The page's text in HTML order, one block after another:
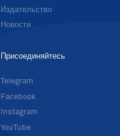
Издательство
Новости
Присоединяйтесь
Telegram
Facebook
Instagram
YouTube